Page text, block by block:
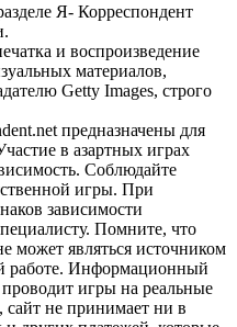
Я- Корреспондент
и воспроизведение
материалов,
Getty Images, строго
предназначены для
в азартных играх
Соблюдайте
игры. При
зависимости
Помните, что
может являться источником
работе. Информационный
игры на реальные
сайт не принимает ни в